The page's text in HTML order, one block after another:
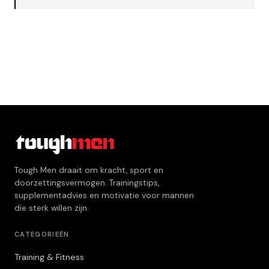
Tough Men draait om kracht, sport en
doorzettingsvermogen. Trainingstips,
supplementadvies en motivatie voor mannen
die sterk willen zijn.
CATEGORIEËN
Training & Fitness